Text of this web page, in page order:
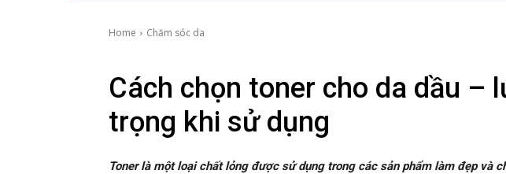
Home Chăm sóc da
Cách chọn toner cho da dầu –
trọng khi sử dụng
Toner là một loại chất lỏng được sử dụng trong các sản phẩm làm đẹp và